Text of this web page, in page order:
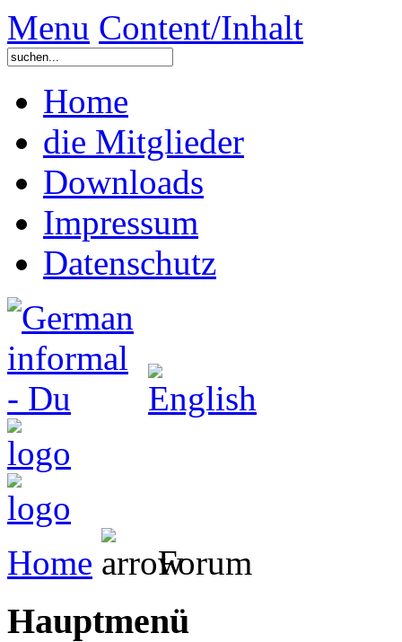
Menu Content/Inhalt
Home
die Mitglieder
Downloads
Impressum
Datenschutz
Home Forum
Hauptmenü